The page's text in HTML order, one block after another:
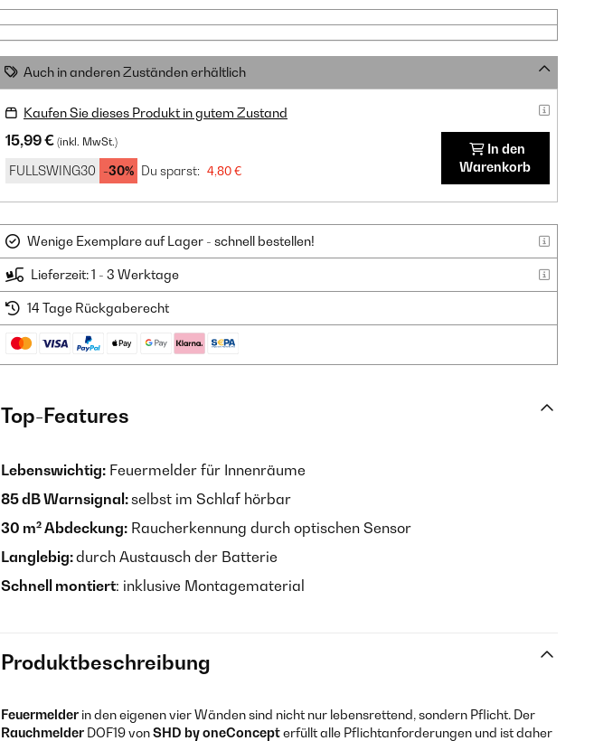
Auch in anderen Zuständen erhältlich
Kaufen Sie dieses Produkt in gutem Zustand
15,99 € (inkl. MwSt.)
FULLSWING30 -30% Du sparst: 4,80 €
In den
Warenkorb
Wenige Exemplare auf Lager - schnell bestellen!
Lieferzeit: 1 - 3 Werktage
14 Tage Rückgaberecht
Top-Features
Lebenswichtig: Feuermelder für Innenräume
85 dB Warnsignal:selbst im Schlaf hörbar
30 m² Abdeckung: Raucherkennung durch optischen Sensor
Langlebig:durch Austausch der Batterie
Schnell montiert: inklusive Montagematerial
Produktbeschreibung
Feuermelder in den eigenen vier Wänden sind nicht nur lebensrettend, sondern Pflicht. Der
Rauchmelder DOF19 vonSHD by oneConcepterfüllt alle Pflichtanforderungen und ist daher